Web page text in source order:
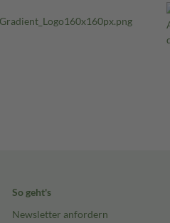
So geht's
Newsletter anfordern